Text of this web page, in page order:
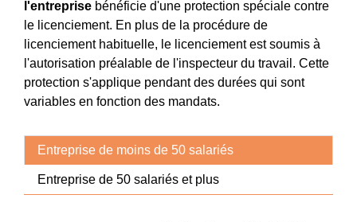
l'entreprise bénéficie d'une protection spéciale contre
le licenciement. En plus de la procédure de
licenciement habituelle, le licenciement est soumis à
l'autorisation préalable de l'inspecteur du travail. Cette
protection s'applique pendant des durées qui sont
variables en fonction des mandats.
Entreprise de moins de 50 salariés
Entreprise de 50 salariés et plus